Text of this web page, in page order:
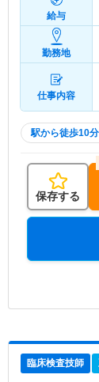
給与
勤務地
仕事内容
駅から徒歩10
保存する
臨床検査技師